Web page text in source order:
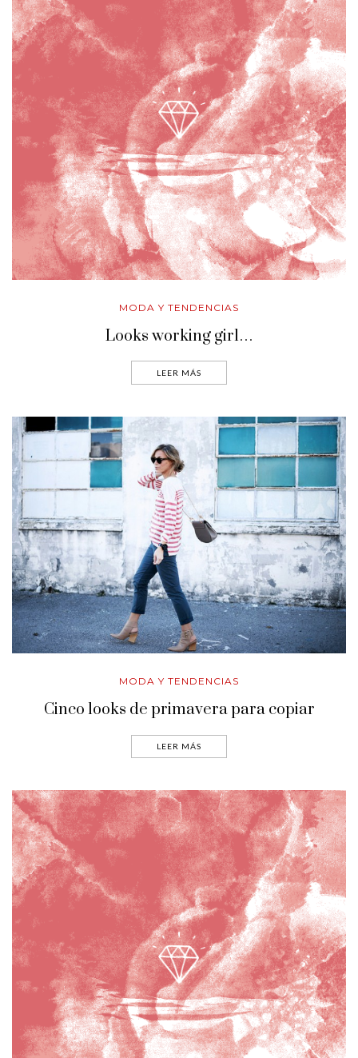
MODA Y TENDENCIAS
Looks working girl…
LEER MÁS
MODA Y TENDENCIAS
Cinco looks de primavera para copiar
LEER MÁS